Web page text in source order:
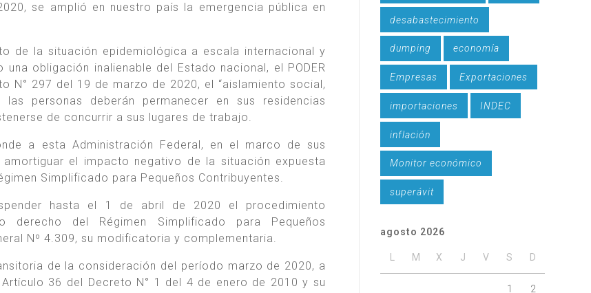
se amplió en nuestro país la emergencia pública en
de la situación epidemiológica a escala internacional y
obligación inalienable del Estado nacional, el PODER
N° 297 del 19 de marzo de 2020, el “aislamiento social,
personas deberán permanecer en sus residencias
de concurrir a sus lugares de trabajo.
a esta Administración Federal, en el marco de sus
el impacto negativo de la situación expuesta
Simplificado para Pequeños Contribuyentes.
hasta el 1 de abril de 2020 el procedimiento
del Régimen Simplificado para Pequeños
Nº 4.309, su modificatoria y complementaria.
de la consideración del período marzo de 2020, a
36 del Decreto N° 1 del 4 de enero de 2010 y su
desabastecimiento
dumping economía
Empresas Exportaciones
importaciones INDEC
inflación
Monitor económico
superávit
agosto 2026
M X J V S D
1 2